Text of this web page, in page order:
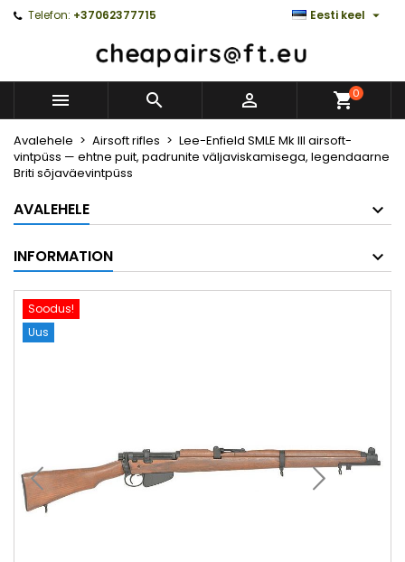
Telefon: +37062377715 Eesti keel 
   0
Avalehele Airsoft rifles
Lee-Enfield SMLE Mk III airsoft-
vintpüss — ehtne puit, padrunite väljaviskamisega, legendaarne
Briti sõjaväevintpüss
AVALEHELE
INFORMATION
Soodus!
Uus